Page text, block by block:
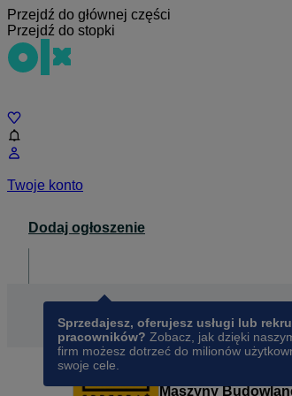
Przejdź do głównej części
Przejdź do stopki
Twoje konto
Dodaj ogłoszenie
Sprzedajesz, oferujesz usługi lub
pracowników? Zobacz, jak dzięki
firm możesz dotrzeć do milionów
swoje cele.
Maszyny